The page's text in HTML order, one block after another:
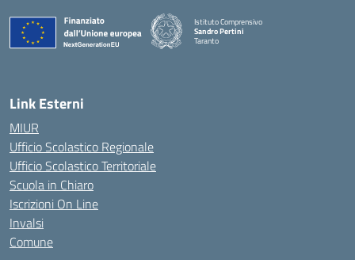
Istituto Comprensivo
Sandro Pertini
Taranto
Link Esterni
MIUR
Ufficio Scolastico Regionale
Ufficio Scolastico Territoriale
Scuola in Chiaro
Iscrizioni On Line
Invalsi
Comune